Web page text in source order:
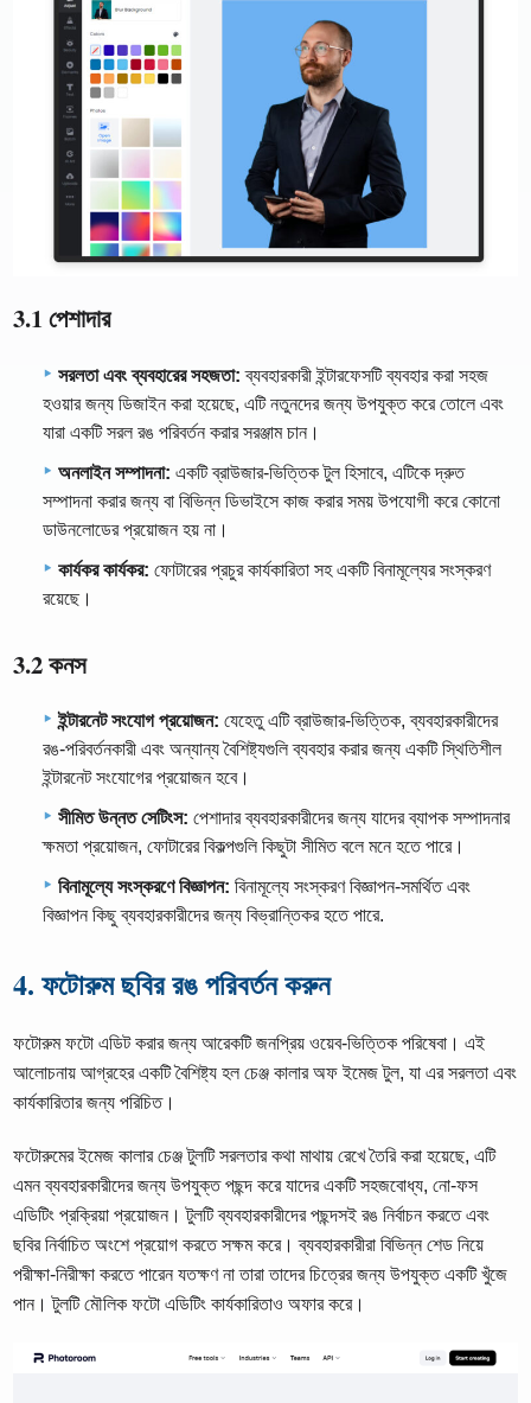
3.1 পেশাদার
সরলতা এবং ব্যবহারের সহজতা: ব্যবহারকারী ইন্টারফেসটি ব্যবহার করা সহজ
হওয়ার জন্য ডিজাইন করা হয়েছে, এটি নতুনদের জন্য উপযুক্ত করে তোলে এবং
যারা একটি সরল রঙ পরিবর্তন করার সরঞ্জাম চান।
অনলাইন সম্পাদনা: একটি ব্রাউজার-ভিত্তিক টুল হিসাবে, এটিকে দ্রুত
সম্পাদনা করার জন্য বা বিভিন্ন ডিভাইসে কাজ করার সময় উপযোগী করে কোনো
ডাউনলোডের প্রয়োজন হয় না।
কার্যকর কার্যকর: ফোটারের প্রচুর কার্যকারিতা সহ একটি বিনামূল্যের সংস্করণ
রয়েছে।
3.2 কনস
ইন্টারনেট সংযোগ প্রয়োজন: যেহেতু এটি ব্রাউজার-ভিত্তিক, ব্যবহারকারীদের
রঙ-পরিবর্তনকারী এবং অন্যান্য বৈশিষ্ট্যগুলি ব্যবহার করার জন্য একটি স্থিতিশীল
ইন্টারনেট সংযোগের প্রয়োজন হবে।
সীমিত উন্নত সেটিংস: পেশাদার ব্যবহারকারীদের জন্য যাদের ব্যাপক সম্পাদনার
ক্ষমতা প্রয়োজন, ফোটারের বিকল্পগুলি কিছুটা সীমিত বলে মনে হতে পারে।
বিনামূল্যে সংস্করণে বিজ্ঞাপন: বিনামূল্যে সংস্করণ বিজ্ঞাপন-সমর্থিত এবং
বিজ্ঞাপন কিছু ব্যবহারকারীদের জন্য বিভ্রান্তিকর হতে পারে.
4. ফটোরুম ছবির রঙ পরিবর্তন করুন
ফটোরুম ফটো এডিট করার জন্য আরেকটি জনপ্রিয় ওয়েব-ভিত্তিক পরিষেবা। এই
আলোচনায় আগ্রহের একটি বৈশিষ্ট্য হল চেঞ্জ কালার অফ ইমেজ টুল, যা এর সরলতা এবং
কার্যকারিতার জন্য পরিচিত।
ফটোরুমের ইমেজ কালার চেঞ্জ টুলটি সরলতার কথা মাথায় রেখে তৈরি করা হয়েছে, এটি
এমন ব্যবহারকারীদের জন্য উপযুক্ত পছন্দ করে যাদের একটি সহজবোধ্য, নো-ফস
এডিটিং প্রক্রিয়া প্রয়োজন। টুলটি ব্যবহারকারীদের পছন্দসই রঙ নির্বাচন করতে এবং
ছবির নির্বাচিত অংশে প্রয়োগ করতে সক্ষম করে। ব্যবহারকারীরা বিভিন্ন শেড নিয়ে
পরীক্ষা-নিরীক্ষা করতে পারেন যতক্ষণ না তারা তাদের চিত্রের জন্য উপযুক্ত একটি খুঁজে
পান। টুলটি মৌলিক ফটো এডিটিং কার্যকারিতাও অফার করে।